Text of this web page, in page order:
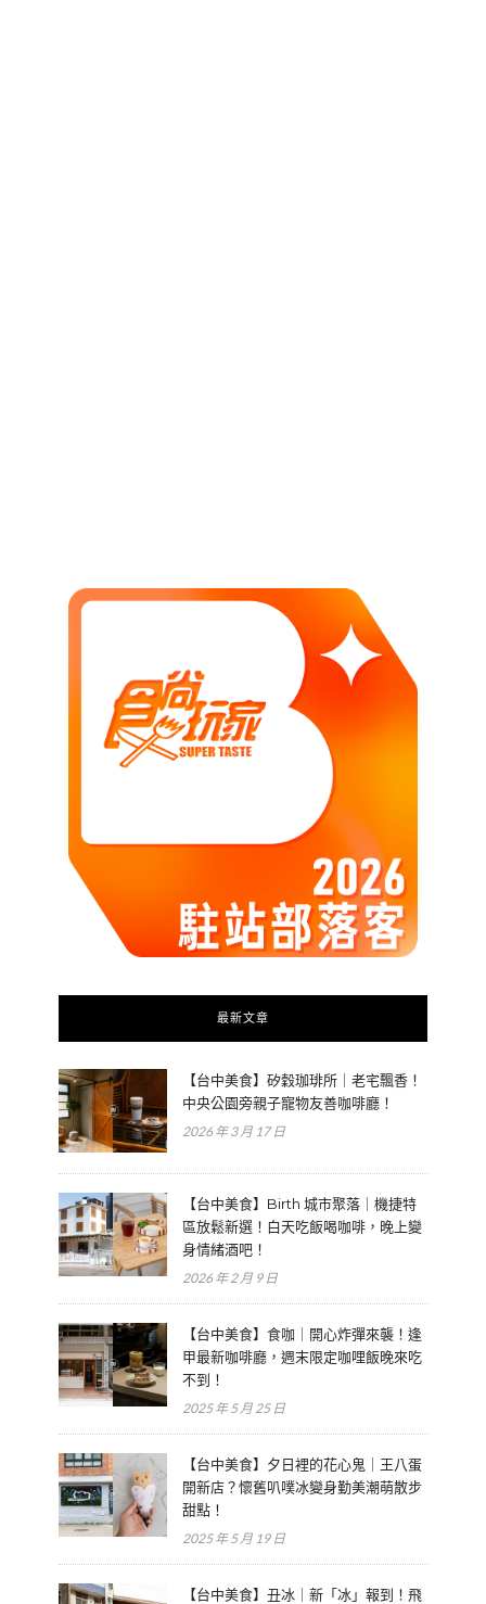
最新文章
【台中美食】矽穀珈琲所｜老宅飄香！
中央公園旁親子寵物友善咖啡廳！
2026 年 3 月 17 日
【台中美食】Birth 城市聚落｜機捷特
區放鬆新選！白天吃飯喝咖啡，晚上變
身情緒酒吧！
2026 年 2 月 9 日
【台中美食】食咖｜開心炸彈來襲！逢
甲最新咖啡廳，週末限定咖哩飯晚來吃
不到！
2025 年 5 月 25 日
【台中美食】夕日裡的花心鬼｜王八蛋
開新店？懷舊叭噗冰變身勤美潮萌散步
甜點！
2025 年 5 月 19 日
【台中美食】丑冰｜新「冰」報到！飛